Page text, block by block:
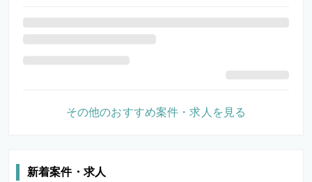
その他のおすすめ案件・求人を見る
新着案件・求人